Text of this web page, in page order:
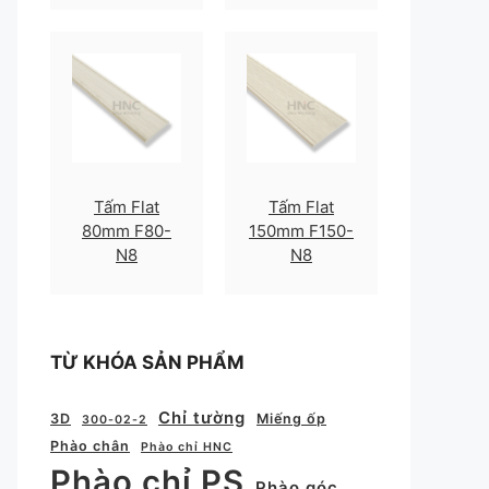
Tấm Flat
80mm F80-
N8
Tấm Flat
150mm F150-
N8
TỪ KHÓA SẢN PHẨM
3D 300-02-2 Chỉ tường
Miếng ốp
Phào chân
Phào chỉ HNC